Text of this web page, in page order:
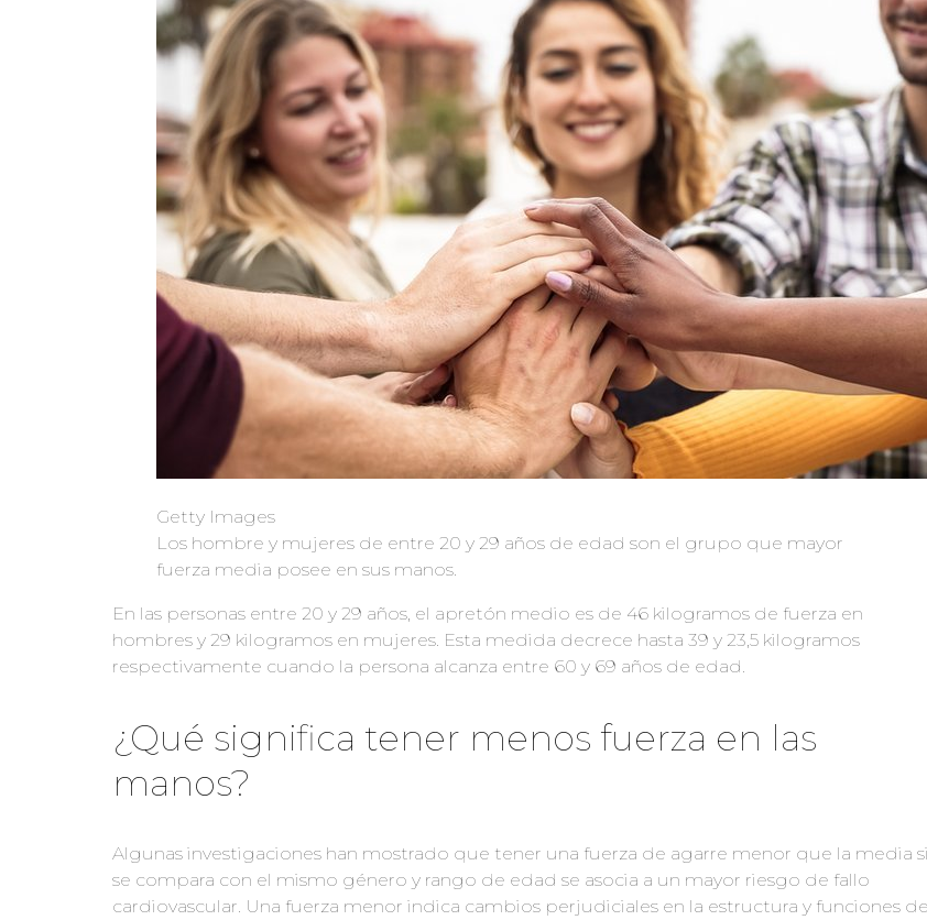
Getty Images
Los hombre y mujeres de entre 20 y 29 años de edad son el grupo que mayor
fuerza media posee en sus manos.
En las personas entre 20 y 29 años, el apretón medio es de 46 kilogramos de fuerza en
hombres y 29 kilogramos en mujeres. Esta medida decrece hasta 39 y 23,5 kilogramos
respectivamente cuando la persona alcanza entre 60 y 69 años de edad.
¿Qué significa tener menos fuerza en las
manos?
Algunas investigaciones han mostrado que tener una fuerza de agarre menor que la media si
se compara con el mismo género y rango de edad se asocia a un mayor riesgo de fallo
cardiovascular. Una fuerza menor indica cambios perjudiciales en la estructura y funciones